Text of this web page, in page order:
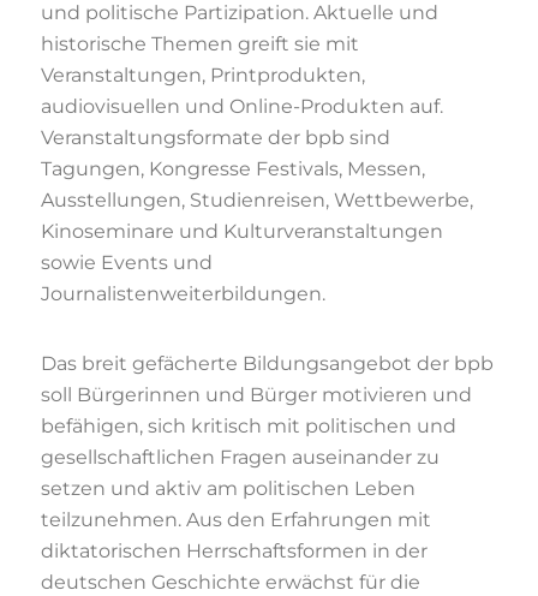
und politische Partizipation. Aktuelle und
historische Themen greift sie mit
Veranstaltungen, Printprodukten,
audiovisuellen und Online-Produkten auf.
Veranstaltungsformate der bpb sind
Tagungen, Kongresse Festivals, Messen,
Ausstellungen, Studienreisen, Wettbewerbe,
Kinoseminare und Kulturveranstaltungen
sowie Events und
Journalistenweiterbildungen.
Das breit gefächerte Bildungsangebot der bpb
soll Bürgerinnen und Bürger motivieren und
befähigen, sich kritisch mit politischen und
gesellschaftlichen Fragen auseinander zu
setzen und aktiv am politischen Leben
teilzunehmen. Aus den Erfahrungen mit
diktatorischen Herrschaftsformen in der
deutschen Geschichte erwächst für die